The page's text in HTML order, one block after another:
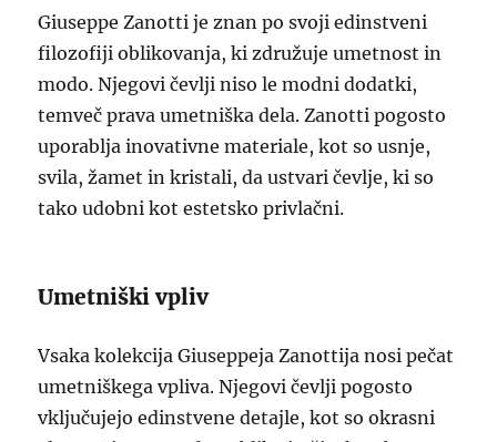
Giuseppe Zanotti je znan po svoji edinstveni
filozofiji oblikovanja, ki združuje umetnost in
modo. Njegovi čevlji niso le modni dodatki,
temveč prava umetniška dela. Zanotti pogosto
uporablja inovativne materiale, kot so usnje,
svila, žamet in kristali, da ustvari čevlje, ki so
tako udobni kot estetsko privlačni.
Umetniški vpliv
Vsaka kolekcija Giuseppeja Zanottija nosi pečat
umetniškega vpliva. Njegovi čevlji pogosto
vključujejo edinstvene detajle, kot so okrasni